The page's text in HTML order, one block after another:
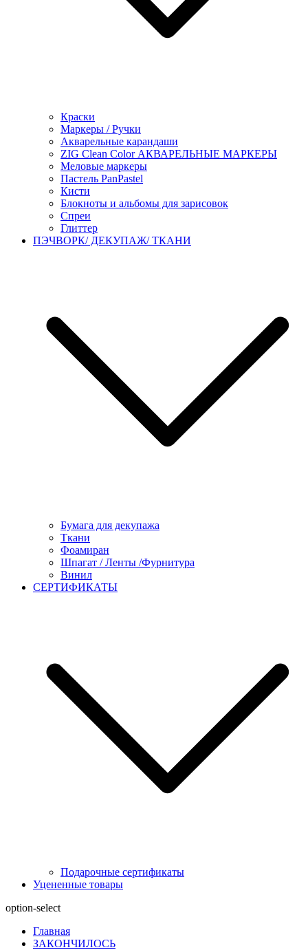
Краски
Маркеры / Ручки
Акварельные карандаши
ZIG Clean Color АКВАРЕЛЬНЫЕ МАРКЕРЫ
Меловые маркеры
Пастель PanPastel
Кисти
Блокноты и альбомы для зарисовок
Спреи
Глиттер
ПЭЧВОРК/ ДЕКУПАЖ/ ТКАНИ
Бумага для декупажа
Ткани
Фоамиран
Шпагат / Ленты /Фурнитура
Винил
СЕРТИФИКАТЫ
Подарочные сертификаты
Уцененные товары
option-select
Главная
ЗАКОНЧИЛОСЬ